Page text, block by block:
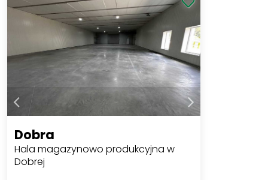
Dobra
Hala magazynowo produkcyjna w
Dobrej